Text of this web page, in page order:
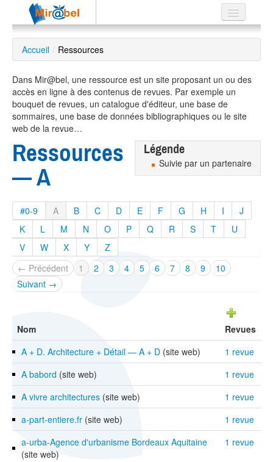
Le réseau
Soutien
Listes
Recherche
avancée
EN
?
Accueil / Ressources
Dans Mir@bel, une ressource est un site proposant un ou des
accès en ligne à des contenus de revues. Par exemple un
bouquet de revues, un catalogue d'éditeur, une base de
sommaires, une base de données bibliographiques ou le site
web de la revue…
Légende
Suivie par un partenaire
Ressources
— A
#0-9 A B C D E F G H I
J
K
L M N O P Q R S T
U
V
W X Y
Z
← Précédent
1 2 3 4 5 6 7 8 9
10
Suivant →
Nom
Revues
A + D. Architecture + Détail — A + D(site web)
1 revue
A babord (site web)
1 revue
A vivre architectures(site web)
1 revue
a-part-entiere.fr(site web)
1 revue
a-urba-Agence d'urbanisme Bordeaux Aquitaine
(site web)
1 revue